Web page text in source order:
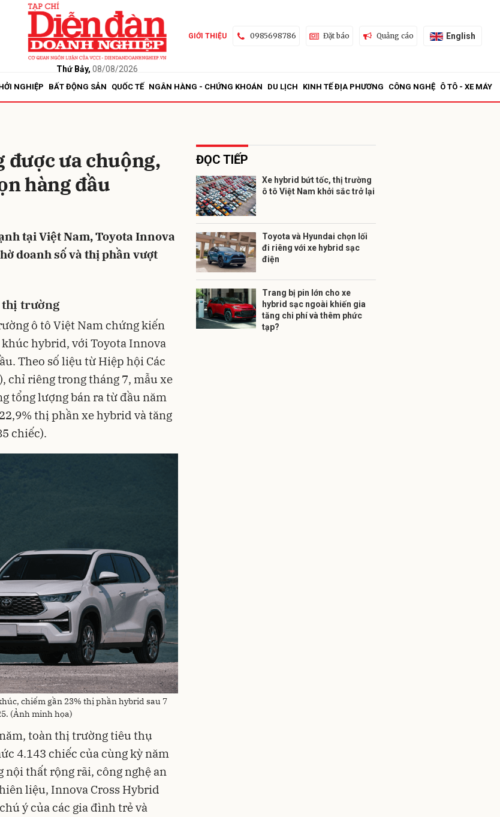
Thứ Bảy, 08/08/2026
GIỚI THIỆU 0985698786 Đặt báo Quảng cáo English
NGHIỆP BẤT ĐỘNG SẢN QUỐC TẾ NGÂN HÀNG - CHỨNG KHOÁN DU LỊCH KINH TẾ ĐỊA PHƯƠNG CÔNG NGHỆ Ô TÔ - XE MÁY
được ưa chuộng,
hàng đầu
tại Việt Nam, Toyota Innova
doanh số và thị phần vượt
trường
ô tô Việt Nam chứng kiến
hybrid, với Toyota Innova
Theo số liệu từ Hiệp hội Các
chỉ riêng trong tháng 7, mẫu xe
tổng lượng bán ra từ đầu năm
thị phần xe hybrid và tăng
chiếc).
chiếm gần 23% thị phần hybrid sau 7
(Ảnh minh họa)
toàn thị trường tiêu thụ
4.143 chiếc của cùng kỳ năm
thất rộng rãi, công nghệ an
liệu, Innova Cross Hybrid
ý của các gia đình trẻ và
ĐỌC TIẾP
Xe hybrid bứt tốc, thị trường
ô tô Việt Nam khởi sắc trở lại
Toyota và Hyundai chọn lối
đi riêng với xe hybrid sạc
điện
Trang bị pin lớn cho xe
hybrid sạc ngoài khiến gia
tăng chi phí và thêm phức
tạp?
Gửi